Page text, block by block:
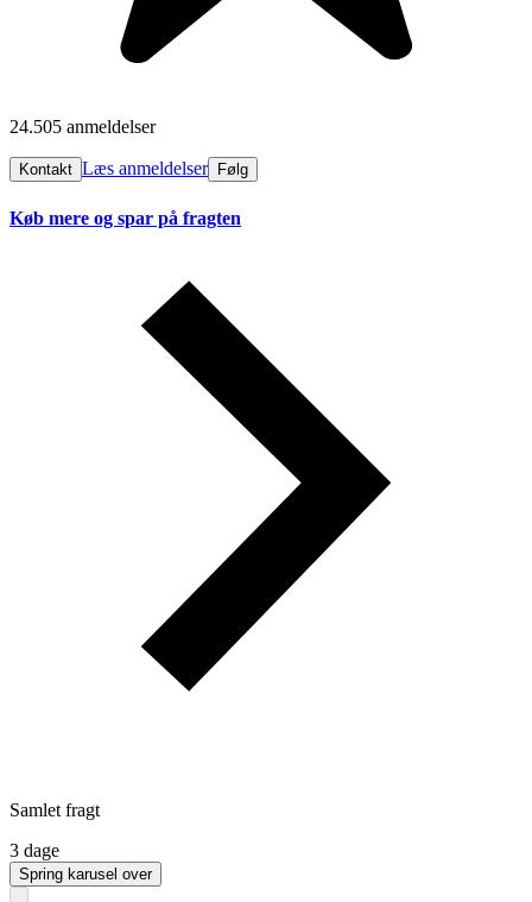
24.505 anmeldelser
Kontakt Læs anmeldelser Følg
Køb mere og spar på fragten
Samlet fragt
3 dage
Spring karusel over